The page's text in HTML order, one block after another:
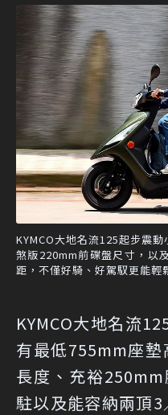
KYMCO大地名流125起步震
煞版220mm前碟盤尺寸，以
距，不僅好騎、好駕馭更能
KYMCO大地名流
有最低755mm座
長度、充裕
駐以及能容納兩頂